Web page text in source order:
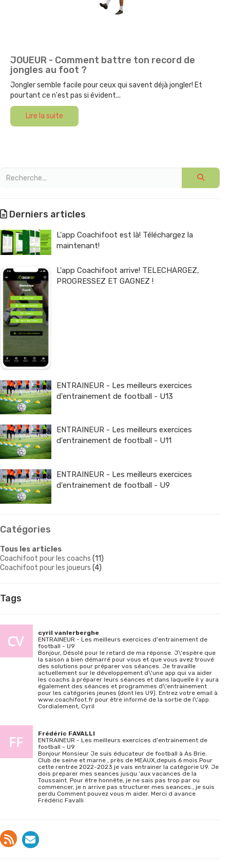
JOUEUR - Comment battre ton record de
jongles au foot ?
Jongler semble facile pour ceux qui savent déjà jongler! Et
pourtant ce n'est pas si évident...
Lire la suite
Derniers articles
L'app Coachifoot est là! Téléchargez la
maintenant!
L'app Coachifoot arrive! TELECHARGEZ,
PROGRESSEZ ET GAGNEZ !
ENTRAINEUR - Les meilleurs exercices
d'entrainement de football - U13
ENTRAINEUR - Les meilleurs exercices
d'entrainement de football - U11
ENTRAINEUR - Les meilleurs exercices
d'entrainement de football - U9
Catégories
Tous les articles
Coachifoot pour les coachs (11)
Coachifoot pour les joueurs (4)
Tags
cyril vanlerberghe
ENTRAINEUR - Les meilleurs exercices d'entrainement de
football - U9
Bonjour, Désolé pour le retard de ma réponse. J\'espère que
la saison a bien démarré pour vous et que vous avez trouvé
des solutions pour préparer vos séances. Je travaille
actuellement sur le développement d\'une app qui va aider
les coachs à préparer leurs séances et dans laquelle il y aura
également des séances et programmes d\'entrainement
pour les catégories jeunes (dont les U9). Entrez votre email à
www.coachifoot.fr pour être informé de la sortie de l\'app.
Cordialement, Cyril
Frédéric FAVALLI
ENTRAINEUR - Les meilleurs exercices d'entrainement de
football - U9
Bonjour Monsieur Je suis éducateur de football à As Brie.
Club de seine et marne , près de MEAUX,depuis 6 mois.Pour
cette rentrée 2022-2023 je vais entrainer la catégorie U9. Je
dois preparer mes seances jusqu ‘aux vacances de la
Toussaint. Pour être honnête, je ne sais pas trop par ou
commencer, je n arrive pas structurer mes seances., je suis
perdu Comment pouvez vous m aider. Merci d avance
Frédéric Favalli